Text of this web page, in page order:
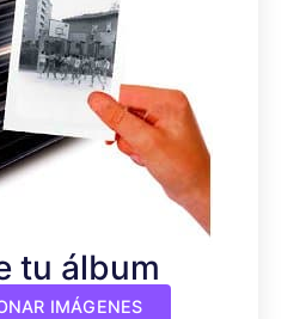
tu álbum
IMÁGENES